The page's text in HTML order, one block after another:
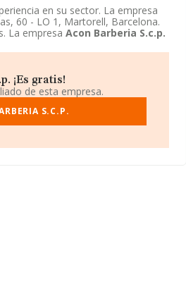
en su sector. La empresa
60 - LO 1, Martorell, Barcelona.
La empresa Acon Barberia S.c.p.
¡Es gratis!
de esta empresa.
S.C.P.